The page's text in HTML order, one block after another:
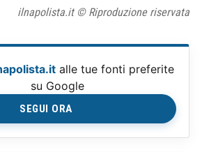
ilnapolista.it © Riproduzione riservata
alle tue fonti preferite
su Google
SEGUI ORA